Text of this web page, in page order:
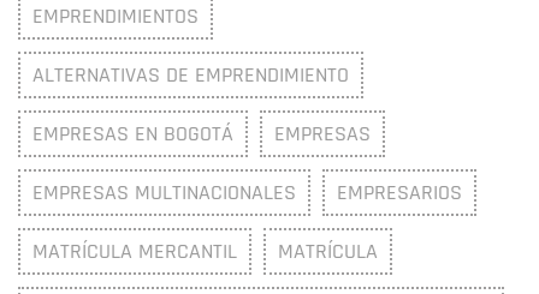
EMPRENDIMIENTOS
ALTERNATIVAS DE EMPRENDIMIENTO
EMPRESAS EN BOGOTÁ EMPRESAS
EMPRESAS MULTINACIONALES EMPRESARIOS
MATRÍCULA MERCANTIL MATRÍCULA